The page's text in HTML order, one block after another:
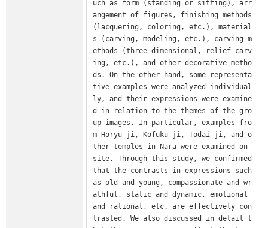
uch as form (standing or sitting), arr
angement of figures, finishing methods
(lacquering, coloring, etc.), material
s (carving, modeling, etc.), carving m
ethods (three-dimensional, relief carv
ing, etc.), and other decorative metho
ds. On the other hand, some representa
tive examples were analyzed individual
ly, and their expressions were examine
d in relation to the themes of the gro
up images. In particular, examples fro
m Horyu-ji, Kofuku-ji, Todai-ji, and o
ther temples in Nara were examined on
site. Through this study, we confirmed
that the contrasts in expressions such
as old and young, compassionate and wr
athful, static and dynamic, emotional
and rational, etc. are effectively con
trasted. We also discussed in detail t